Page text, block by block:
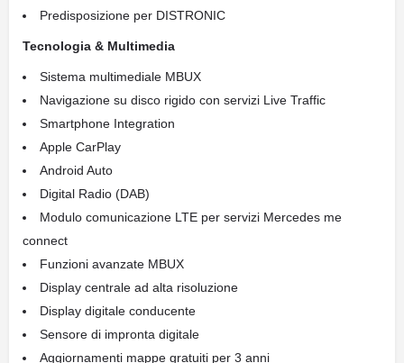
Predisposizione per DISTRONIC
Tecnologia & Multimedia
Sistema multimediale MBUX
Navigazione su disco rigido con servizi Live Traffic
Smartphone Integration
Apple CarPlay
Android Auto
Digital Radio (DAB)
Modulo comunicazione LTE per servizi Mercedes me
connect
Funzioni avanzate MBUX
Display centrale ad alta risoluzione
Display digitale conducente
Sensore di impronta digitale
Aggiornamenti mappe gratuiti per 3 anni